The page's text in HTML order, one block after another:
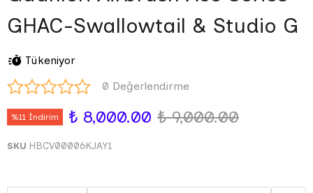
GHAC-Swallowtail & Studio G
Tükeniyor
0 Değerlendirme
%11 İndirim ₺ 8,000.00 ₺ 9,000.00
SKU HBCV00006KJAY1